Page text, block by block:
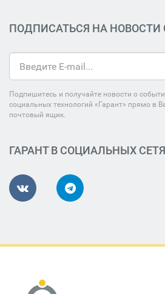
ПОДПИСАТЬСЯ НА НОВОСТИ
Подпишитесь и получайте новости о
социальных технологий «Гарант» прямо в
почтовый ящик.
ГАРАНТ В СОЦИАЛЬНЫХ